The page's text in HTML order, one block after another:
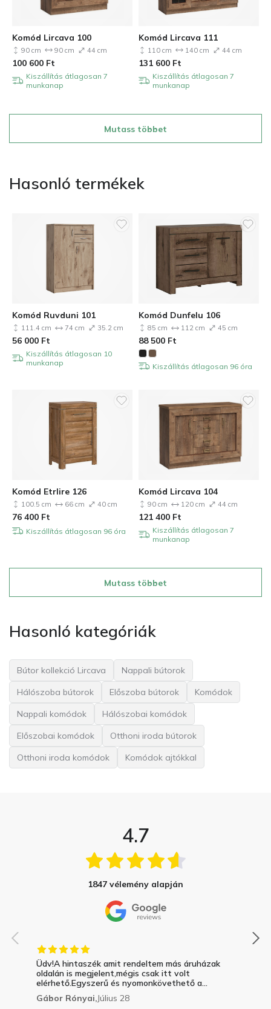
Komód Lircava 100
90 cm 90 cm 44 cm
100 600 Ft
Kiszállítás átlagosan 7
munkanap
Komód Lircava 111
110 cm 140 cm 44 cm
131 600 Ft
Kiszállítás átlagosan 7
munkanap
Mutass többet
Hasonló termékek
Komód Ruvduni 101
111.4 cm 74 cm 35.2 cm
56 000 Ft
Kiszállítás átlagosan 10
munkanap
Komód Dunfelu 106
85 cm 112 cm 45 cm
88 500 Ft
Kiszállítás átlagosan 96 óra
Komód Etrlire 126
100.5 cm 66 cm 40 cm
76 400 Ft
Kiszállítás átlagosan 96 óra
Komód Lircava 104
90 cm 120 cm 44 cm
121 400 Ft
Kiszállítás átlagosan 7
munkanap
Mutass többet
Hasonló kategóriák
Bútor kollekció Lircava
Nappali bútorok
Hálószoba bútorok
Előszoba bútorok
Komódok
Nappali komódok
Hálószobai komódok
Előszobai komódok
Otthoni iroda bútorok
Otthoni iroda komódok
Komódok ajtókkal
4.7
1847 vélemény alapján
Üdv!A hintaszék amit rendeltem más áruházak
oldalán is megjelent,mégis csak itt volt
elérhető.Egyszerű és nyomonkövethető a...
Gábor Rónyai,Július 28